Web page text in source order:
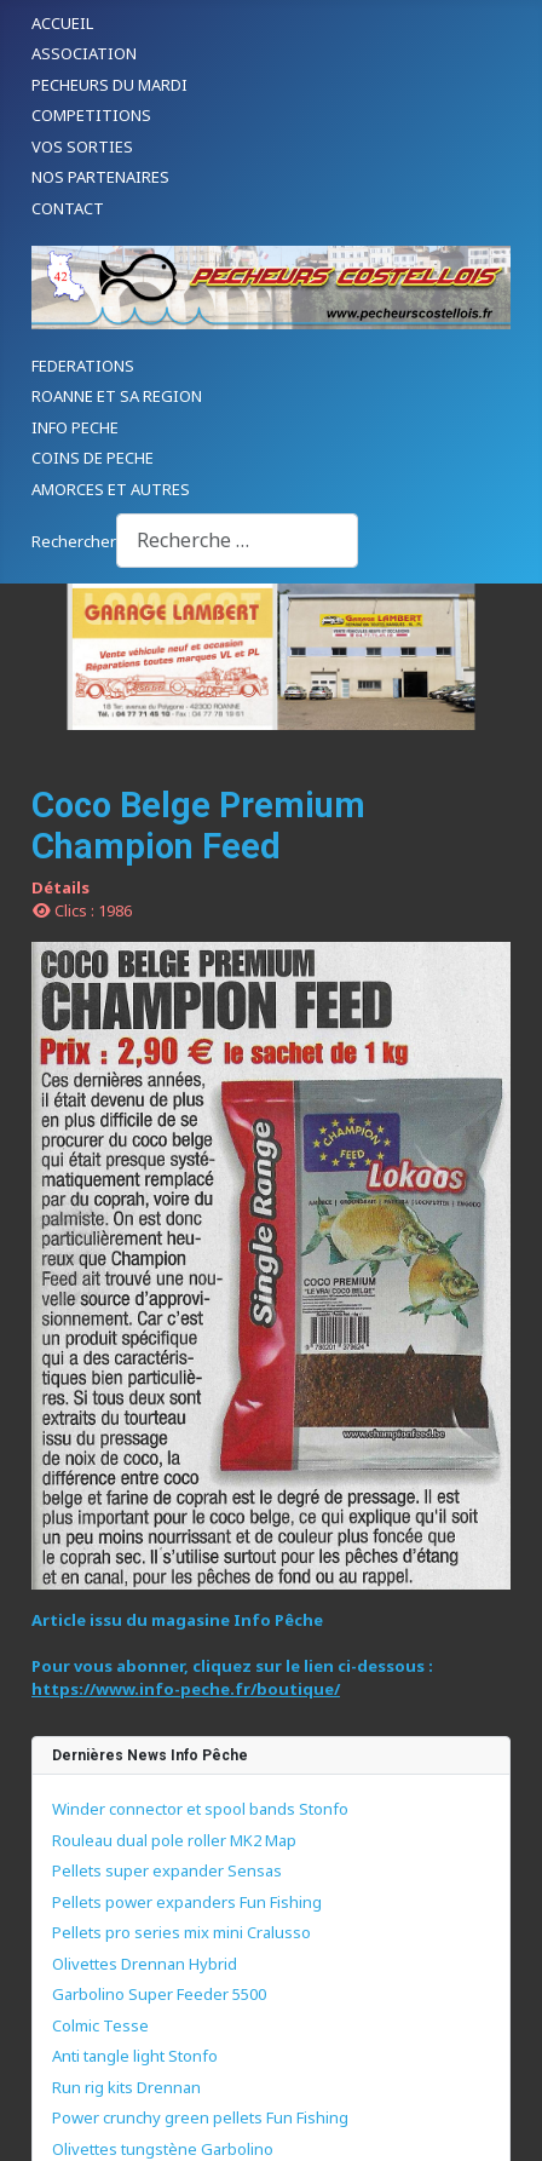
ACCUEIL
ASSOCIATION
PECHEURS DU MARDI
COMPETITIONS
VOS SORTIES
NOS PARTENAIRES
CONTACT
FEDERATIONS
ROANNE ET SA REGION
INFO PECHE
COINS DE PECHE
AMORCES ET AUTRES
Rechercher
Coco Belge Premium
Champion Feed
Détails
Clics : 1986
Article issu du magasine Info Pêche
Pour vous abonner, cliquez sur le lien ci-dessous :
https://www.info-peche.fr/boutique/
Dernières News Info Pêche
Winder connector et spool bands Stonfo
Rouleau dual pole roller MK2 Map
Pellets super expander Sensas
Pellets power expanders Fun Fishing
Pellets pro series mix mini Cralusso
Olivettes Drennan Hybrid
Garbolino Super Feeder 5500
Colmic Tesse
Anti tangle light Stonfo
Run rig kits Drennan
Power crunchy green pellets Fun Fishing
Olivettes tungstène Garbolino